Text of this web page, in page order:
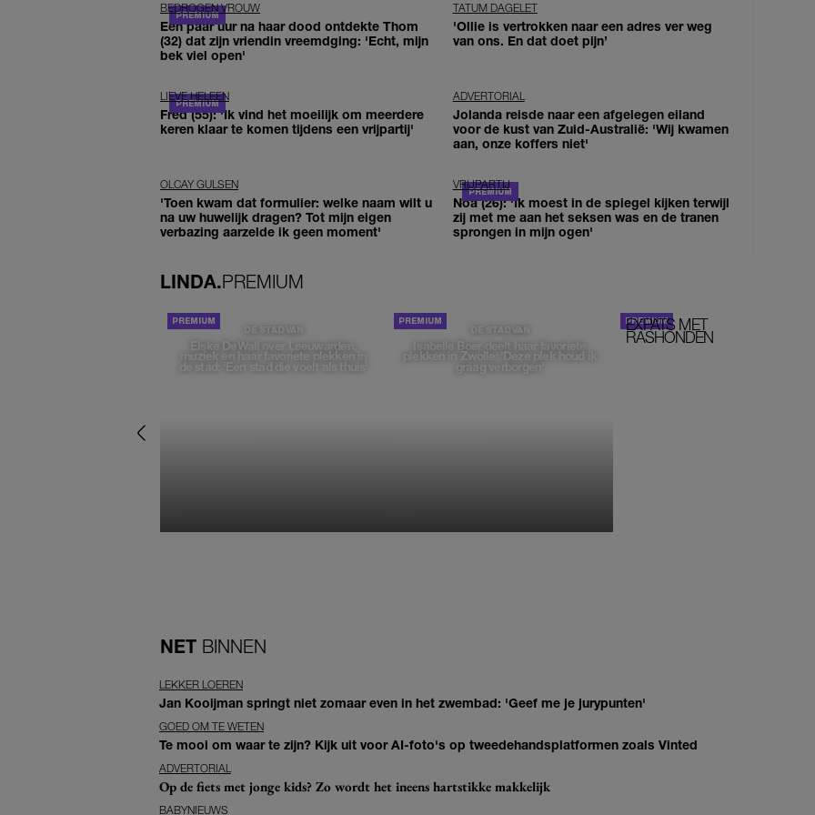
BEDROGEN VROUW
Een paar uur na haar dood ontdekte Thom
(32) dat zijn vriendin vreemdging: 'Echt, mijn
bek viel open'
TATUM DAGELET
'Ollie is vertrokken naar een adres ver weg
van ons. En dat doet pijn’
LIEVE HELEEN
Fred (55): 'Ik vind het moeilijk om meerdere
keren klaar te komen tijdens een vrijpartij'
ADVERTORIAL
Jolanda reisde naar een afgelegen eiland
voor de kust van Zuid-Australië: 'Wij kwamen
aan, onze koffers niet'
OLCAY GULSEN
'Toen kwam dat formulier: welke naam wilt u
na uw huwelijk dragen? Tot mijn eigen
verbazing aarzelde ik geen moment'
VRIJPARTIJ
Noa (26): 'Ik moest in de spiegel kijken terwijl
zij met me aan het seksen was en de tranen
sprongen in mijn ogen'
LINDA.PREMIUM
DE STAD VAN
Elske DeWall over Leeuwarden,
muziek en haar favoriete plekken in
de stad: 'Een stad die voelt als thuis'
DE STAD VAN
Isabelle Boer deelt haar favoriete
plekken in Zwolle: 'Deze plek houd ik
graag verborgen'
EXPATS MET
RASHONDEN
NET BINNEN
LEKKER LOEREN
Jan Kooijman springt niet zomaar even in het zwembad: 'Geef me je jurypunten'
GOED OM TE WETEN
Te mooi om waar te zijn? Kijk uit voor AI-foto's op tweedehandsplatformen zoals Vinted
ADVERTORIAL
Op de fiets met jonge kids? Zo wordt het ineens hartstikke makkelijk
BABYNIEUWS